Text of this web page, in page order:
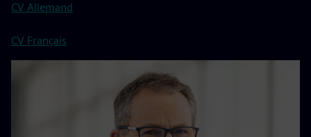
CV Allemand
CV Français